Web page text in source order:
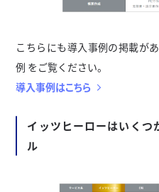
こちらにも導入事例の掲載が
例 をご覧ください。
導入事例はこちら
イッツヒーローはいくつ
ル